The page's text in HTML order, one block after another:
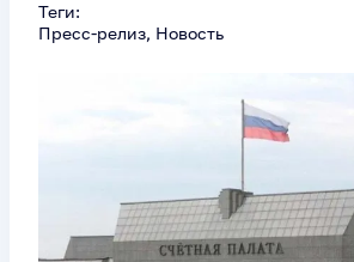
Теги:
Пресс-релиз, Новость